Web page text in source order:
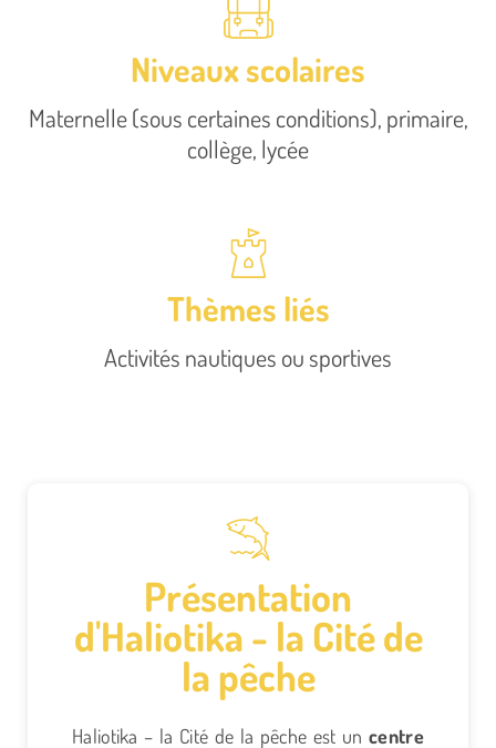
Niveaux scolaires
Maternelle (sous certaines conditions), primaire,
collège, lycée
Thèmes liés
Activités nautiques ou sportives
Présentation
d'Haliotika - la Cité de
la pêche
Haliotika – la Cité de la pêche est uncentre